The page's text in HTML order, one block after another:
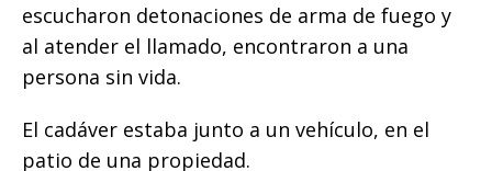
escucharon detonaciones de arma de fuego y
al atender el llamado, encontraron a una
persona sin vida.
El cadáver estaba junto a un vehículo, en el
patio de una propiedad.